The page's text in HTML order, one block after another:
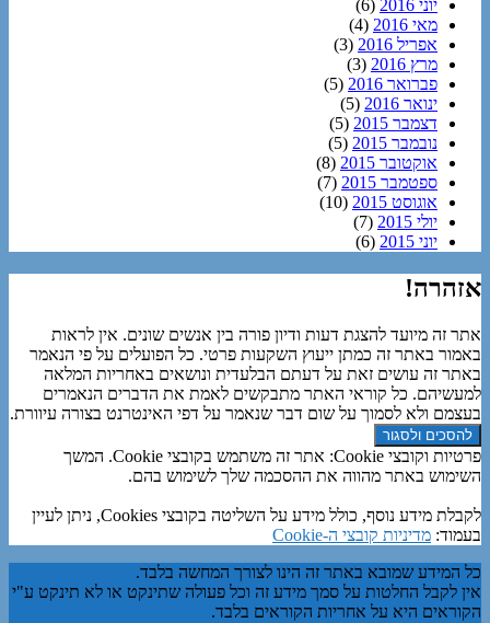
יוני 2016
(6)
מאי 2016
(4)
אפריל 2016
(3)
מרץ 2016
(3)
פברואר 2016
(5)
ינואר 2016
(5)
דצמבר 2015
(5)
נובמבר 2015
(5)
אוקטובר 2015
(8)
ספטמבר 2015
(7)
אוגוסט 2015
(10)
יולי 2015
(7)
יוני 2015
(6)
אזהרה!
אתר זה מיועד להצגת דעות ודיון פורה בין אנשים שונים. אין לראות
באמור באתר זה כמתן ייעוץ השקעות פרטי. כל הפועלים על פי הנאמר
באתר זה עושים זאת על דעתם הבלעדית ונושאים באחריות המלאה
למעשיהם. כל קוראי האתר מתבקשים לאמת את הדברים הנאמרים
בעצמם ולא לסמוך על שום דבר שנאמר על דפי האינטרנט בצורה עיוורת.
פרטיות וקובצי Cookie: אתר זה משתמש בקובצי Cookie. המשך
השימוש באתר מהווה את ההסכמה שלך לשימוש בהם.
לקבלת מידע נוסף, כולל מידע על השליטה בקובצי Cookies, ניתן לעיין
בעמוד: מדיניות קובצי ה-Cookie
כל המידע שמובא באתר זה הינו לצורך המחשה בלבד.
אין לקבל החלטות על סמך מידע זה וכל פעולה שתינקט או לא תינקט ע"י
הקוראים היא על אחריות הקוראים בלבד.